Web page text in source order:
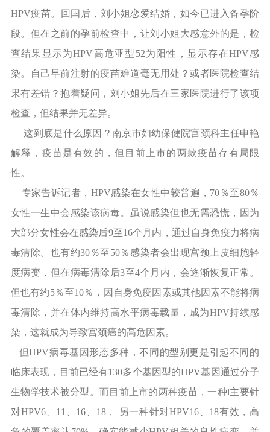
HPV疫苗。回国后，刘小姐恋爱结婚，如今已进入备孕阶
段。但在之前的孕前检查中，让刘小姐大感意外的是，检
查结果显示为HPV高危亚型52为阳性，显示存在HPV感
染。自己早前注射的疫苗难道毫无用处？或者医院检查结
果有差错？抱着疑问，刘小姐先后在三家医院进行了该项
检查，但结果并无差异。
这到底是什么原因？南京市妇幼保健院宫颈科主任申艳
解释，疫苗是有效的，但目前上市的两款疫苗存有局限
性。
专家告诉记者，HPV感染在女性中较普遍，70％至80％
女性一生中会感染该病毒。虽说感染但也无需恐慌，因为
大部分女性会在感染后9至16个月内，通过自身免疫力将病
毒清除。也有约30％至50％感染者会出现宫颈上皮细胞轻
度病变，但在病毒清除后3至4个月内，会逐渐恢复正常。
但也有约5％至10％，因自身免疫因素或其他因素不能将病
毒清除，并在体内维持高水平病毒载量，成为HPV持续感
染，这就成为导致宫颈癌的高危因素。
但HPV病毒基因形态多种，不同的型别更是引起不同的
临床表现，目前已经有130多个基因型的HPV基因通过分子
生物学技术被分型。而目前上市的两种疫苗，一种l主要针
对HPV6、11、16、18， 另一种针对HPV16、18有效，高